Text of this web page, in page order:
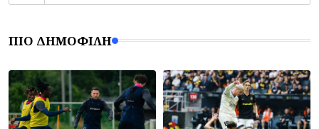
ΠΙΟ ΔΗΜΟΦΙΛΉ